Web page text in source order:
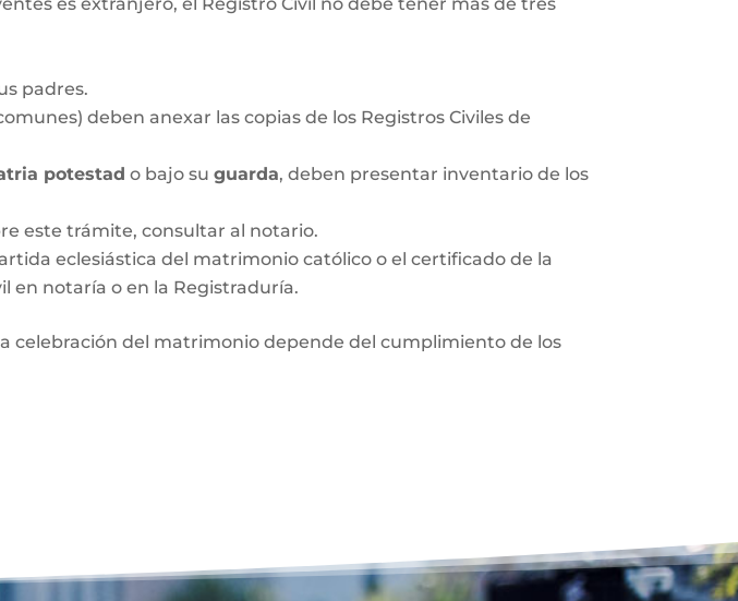
padres.
deben anexar las copias de los Registros Civiles de
potestad o bajo suguarda, deben presentar inventario de los
este trámite, consultar al notario.
eclesiástica del matrimonio católico o el certificado de la
en notaría o en la Registraduría.
celebración del matrimonio depende del cumplimiento de los